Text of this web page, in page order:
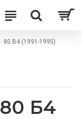
80 B4 (1991-1995)
Б4